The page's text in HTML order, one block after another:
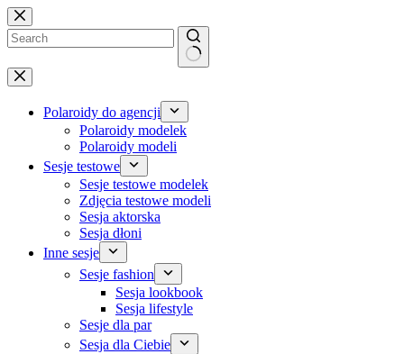
Przejdź
do
treści
Brak
wyników
Polaroidy do agencji
Polaroidy modelek
Polaroidy modeli
Sesje testowe
Sesje testowe modelek
Zdjęcia testowe modeli
Sesja aktorska
Sesja dłoni
Inne sesje
Sesje fashion
Sesja lookbook
Sesja lifestyle
Sesje dla par
Sesja dla Ciebie